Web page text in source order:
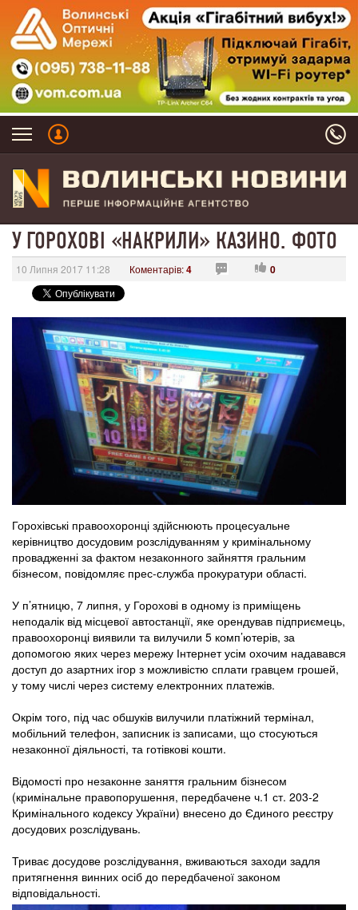
У ГОРОХОВІ «НАКРИЛИ» КАЗИНО. ФОТО
10 Липня 2017 11:28 Коментарів:4 0
Горохівські правоохоронці здійснюють процесуальне
керівництво досудовим розслідуванням у кримінальному
провадженні за фактом незаконного зайняття гральним
бізнесом, повідомляє прес-служба прокуратури області.
У п’ятницю, 7 липня, у Горохові в одному із приміщень
неподалік від місцевої автостанції, яке орендував підприємець,
правоохоронці виявили та вилучили 5 комп’ютерів, за
допомогою яких через мережу Інтернет усім охочим надавався
доступ до азартних ігор з можливістю сплати гравцем грошей,
у тому числі через систему електронних платежів.
Окрім того, під час обшуків вилучили платіжний термінал,
мобільний телефон, записник із записами, що стосуються
незаконної діяльності, та готівкові кошти.
Відомості про незаконне заняття гральним бізнесом
(кримінальне правопорушення, передбачене ч.1 ст. 203-2
Кримінального кодексу України) внесено до Єдиного реєстру
досудових розслідувань.
Триває досудове розслідування, вживаються заходи задля
притягнення винних осіб до передбаченої законом
відповідальності.